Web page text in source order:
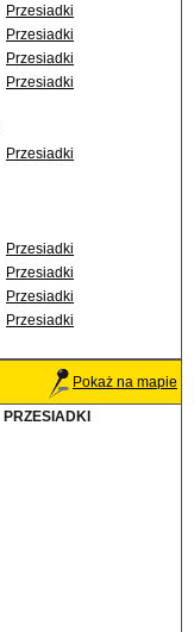
Przesiadki
Przesiadki
Przesiadki
Przesiadki
Przesiadki
Przesiadki
Przesiadki
Przesiadki
Przesiadki
Pokaż na mapie
PRZESIADKI